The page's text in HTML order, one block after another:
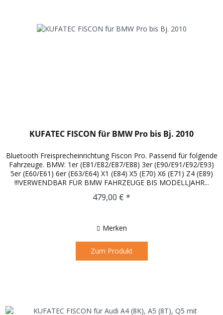
KUFATEC FISCON für BMW Pro bis Bj. 2010
Bluetooth Freisprecheinrichtung Fiscon Pro. Passend für folgende
Fahrzeuge. BMW: 1er (E81/E82/E87/E88) 3er (E90/E91/E92/E93)
5er (E60/E61) 6er (E63/E64) X1 (E84) X5 (E70) X6 (E71) Z4 (E89)
!!!VERWENDBAR FÜR BMW FAHRZEUGE BIS MODELLJAHR...
479,00 € *
Merken
Zum Produkt